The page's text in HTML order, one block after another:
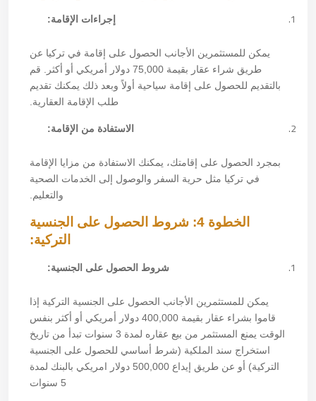
إجراءات الإقامة:
يمكن للمستثمرين الأجانب الحصول على إقامة في تركيا عن
طريق شراء عقار بقيمة 75,000 دولار أمريكي أو أكثر. قم
بالتقديم للحصول على إقامة سياحية أولاً وبعد ذلك يمكنك تقديم
طلب الإقامة العقارية.
الاستفادة من الإقامة:
بمجرد الحصول على إقامتك، يمكنك الاستفادة من مزايا الإقامة
في تركيا مثل حرية السفر والوصول إلى الخدمات الصحية
والتعليم.
الخطوة 4: شروط الحصول على الجنسية
التركية:
شروط الحصول على الجنسية:
يمكن للمستثمرين الأجانب الحصول على الجنسية التركية إذا
قاموا بشراء عقار بقيمة 400,000 دولار أمريكي أو أكثر بنفس
الوقت يمنع المستثمر من بيع عقاره لمدة 3 سنوات تبدأ من تاريخ
استخراج سند الملكية (شرط أساسي للحصول على الجنسية
التركية) أو عن طريق إيداع 500,000 دولار امريكي بالبنك لمدة
5 سنوات